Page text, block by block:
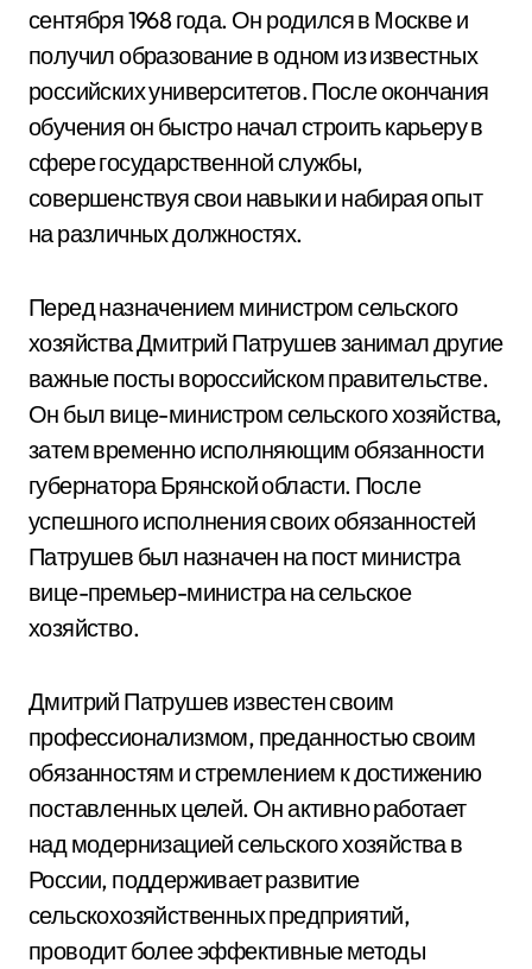
сентября 1968 года. Он родился в Москве и
получил образование в одном из известных
российских университетов. После окончания
обучения он быстро начал строить карьеру в
сфере государственной службы,
совершенствуя свои навыки и набирая опыт
на различных должностях.
Перед назначением министром сельского
хозяйства Дмитрий Патрушев занимал другие
важные посты вороссийском правительстве.
Он был вице-министром сельского хозяйства,
затем временно исполняющим обязанности
губернатора Брянской области. После
успешного исполнения своих обязанностей
Патрушев был назначен на пост министра
вице-премьер-министра на сельское
хозяйство.
Дмитрий Патрушев известен своим
профессионализмом, преданностью своим
обязанностям и стремлением к достижению
поставленных целей. Он активно работает
над модернизацией сельского хозяйства в
России, поддерживает развитие
сельскохозяйственных предприятий,
проводит более эффективные методы